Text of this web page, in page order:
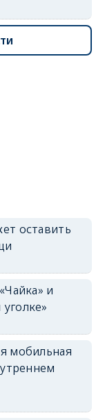
оставить
и
мобильная